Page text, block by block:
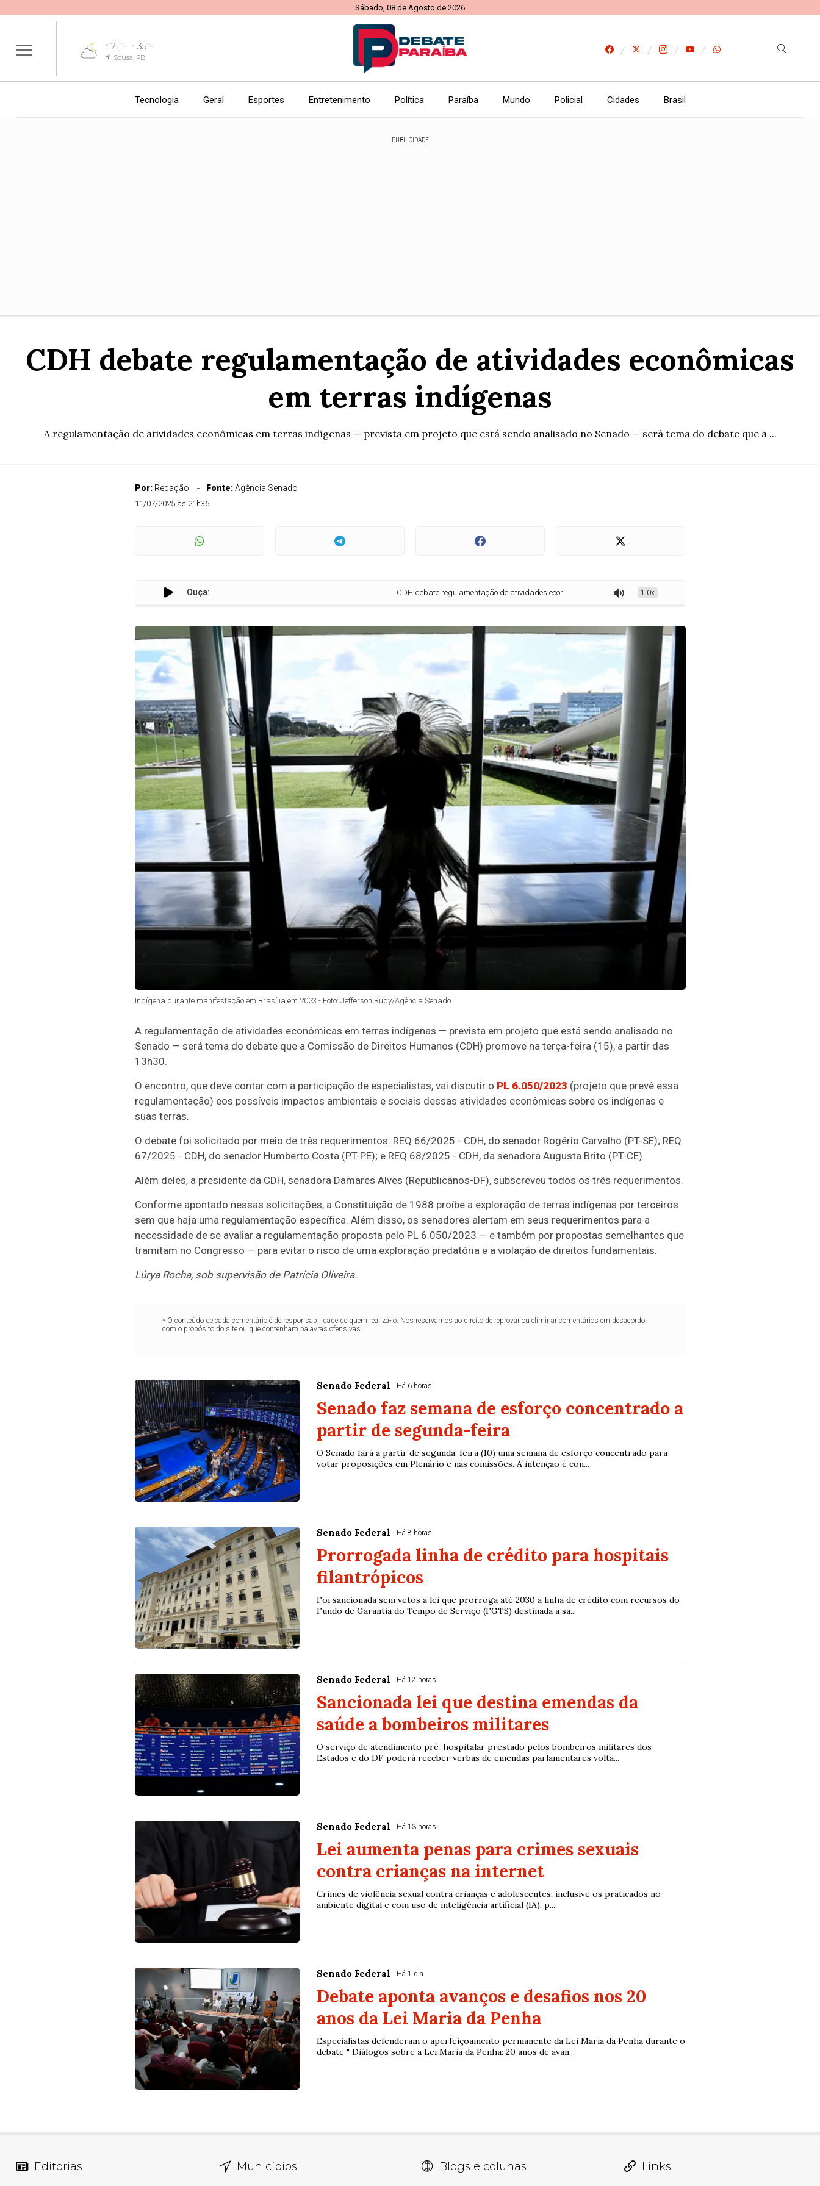
Sábado, 08 de Agosto de 2026
21 °C 35°C
Sousa, PB
Tecnologia Geral Esportes Entretenimento Política Paraíba Mundo Policial Cidades Brasil
PUBLICIDADE
CDH debate regulamentação de atividades econômicas
em terras indígenas
A regulamentação de atividades econômicas em terras indígenas — prevista em projeto que está sendo analisado no Senado — será tema do debate que a ...
Por: Redação Fonte:Agência Senado
11/07/2025 às 21h35
Ouça: CDH debate regulamentação de atividades econômicas em terras indígenas 1.0x
Indígena durante manifestação em Brasília em 2023 - Foto: Jefferson Rudy/Agência Senado
A regulamentação de atividades econômicas em terras indígenas — prevista em projeto que está sendo analisado no
Senado — será tema do debate que a Comissão de Direitos Humanos (CDH) promove na terça-feira (15), a partir das
13h30.
O encontro, que deve contar com a participação de especialistas, vai discutir o PL 6.050/2023 (projeto que prevê essa
regulamentação) eos possíveis impactos ambientais e sociais dessas atividades econômicas sobre os indígenas e
suas terras.
O debate foi solicitado por meio de três requerimentos: REQ 66/2025 - CDH, do senador Rogério Carvalho (PT-SE); REQ
67/2025 - CDH, do senador Humberto Costa (PT-PE); e REQ 68/2025 - CDH, da senadora Augusta Brito (PT-CE).
Além deles, a presidente da CDH, senadora Damares Alves (Republicanos-DF), subscreveu todos os três requerimentos.
Conforme apontado nessas solicitações, a Constituição de 1988 proíbe a exploração de terras indígenas por terceiros
sem que haja uma regulamentação específica. Além disso, os senadores alertam em seus requerimentos para a
necessidade de se avaliar a regulamentação proposta pelo PL 6.050/2023 — e também por propostas semelhantes que
tramitam no Congresso — para evitar o risco de uma exploração predatória e a violação de direitos fundamentais.
Lúrya Rocha, sob supervisão de Patrícia Oliveira.
* O conteúdo de cada comentário é de responsabilidade de quem realizá-lo. Nos reservamos ao direito de reprovar ou eliminar comentários em desacordo
com o propósito do site ou que contenham palavras ofensivas.
Senado Federal Há 6 horas
Senado faz semana de esforço concentrado a
partir de segunda-feira
O Senado fará a partir de segunda-feira (10) uma semana de esforço concentrado para
votar proposições em Plenário e nas comissões. A intenção é con...
Senado Federal Há 8 horas
Prorrogada linha de crédito para hospitais
filantrópicos
Foi sancionada sem vetos a lei que prorroga até 2030 a linha de crédito com recursos do
Fundo de Garantia do Tempo de Serviço (FGTS) destinada a sa...
Senado Federal Há 12 horas
Sancionada lei que destina emendas da
saúde a bombeiros militares
O serviço de atendimento pré-hospitalar prestado pelos bombeiros militares dos
Estados e do DF poderá receber verbas de emendas parlamentares volta...
Senado Federal Há 13 horas
Lei aumenta penas para crimes sexuais
contra crianças na internet
Crimes de violência sexual contra crianças e adolescentes, inclusive os praticados no
ambiente digital e com uso de inteligência artificial (IA), p...
Senado Federal Há 1 dia
Debate aponta avanços e desafios nos 20
anos da Lei Maria da Penha
Especialistas defenderam o aperfeiçoamento permanente da Lei Maria da Penha durante o
debate " Diálogos sobre a Lei Maria da Penha: 20 anos de avan...
Editorias Municípios Blogs e colunas Links